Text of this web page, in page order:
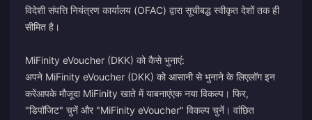
विदेशी संपत्ति नियंत्रण कार्यालय (OFAC) द्वारा सूचीबद्ध स्वीकृत देशों तक ही
सीमित है।
MiFinity eVoucher (DKK) को कैसे भुनाएं:
अपने MiFinity eVoucher (DKK) को आसानी से भुनाने के लिएलॉग इन
करेंआपके मौजूदा MiFinity खाते में याबनाएंएक नया विकल्प। फिर,
"डिपॉजिट" चुनें और "MiFinity eVoucher" विकल्प चुनें। वांछित